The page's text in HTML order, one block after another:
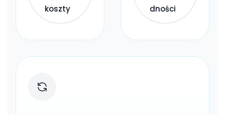
koszty
dności